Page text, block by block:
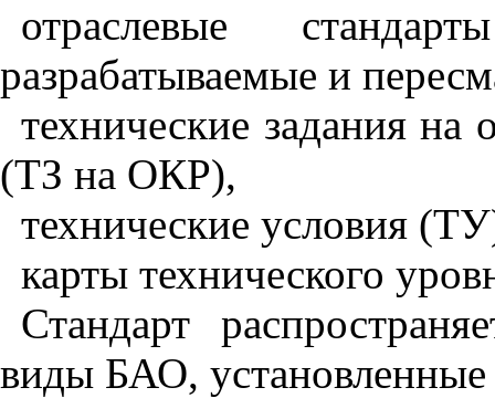
отраслевые
разрабатываемые и
технические задания на
(ТЗ на ОКР),
технические условия
карты технического
Стандарт
виды БАО,